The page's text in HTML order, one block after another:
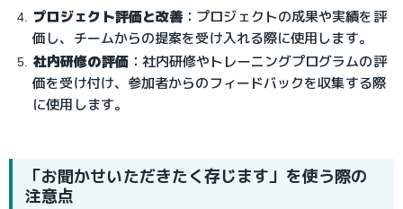
プロジェクト評価と改善 ： プロジェクトの成果や実績を評
価し、チームからの提案を受け入れる際に使用します。
社内研修の評価： 社内研修やトレーニングプログラムの評
価を受け付け、参加者からのフィードバックを収集する際
に使用します。
「お聞かせいただきたく存じます」を使う際の
注意点